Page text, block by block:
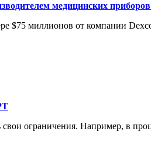
медицинских
$75 миллионов от компании
ограничения. Например, в